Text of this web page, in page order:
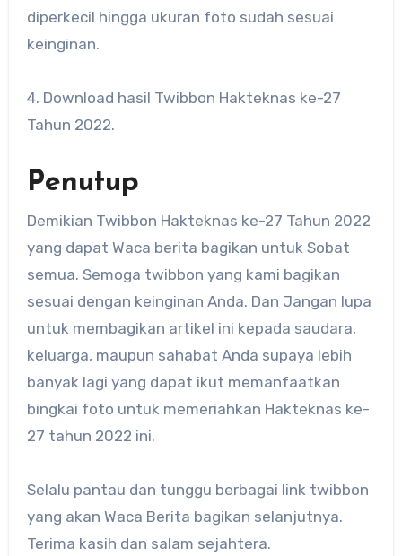
diperkecil hingga ukuran foto sudah sesuai
keinginan.
4. Download hasil Twibbon Hakteknas ke-27
Tahun 2022.
Penutup
Demikian Twibbon Hakteknas ke-27 Tahun 2022
yang dapat Waca berita bagikan untuk Sobat
semua. Semoga twibbon yang kami bagikan
sesuai dengan keinginan Anda. Dan Jangan lupa
untuk membagikan artikel ini kepada saudara,
keluarga, maupun sahabat Anda supaya lebih
banyak lagi yang dapat ikut memanfaatkan
bingkai foto untuk memeriahkan Hakteknas ke-
27 tahun 2022 ini.
Selalu pantau dan tunggu berbagai link twibbon
yang akan Waca Berita bagikan selanjutnya.
Terima kasih dan salam sejahtera.